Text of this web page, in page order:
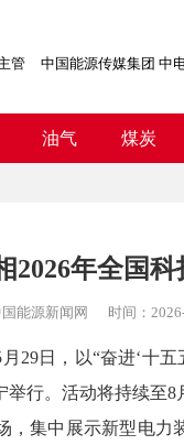
管 中国能源传媒集团 中
油气 煤炭
2026年全国
能源新闻网 时间：
月29日，以“奋进‘十
举行。活动将持续至8
，集中展示新型电力